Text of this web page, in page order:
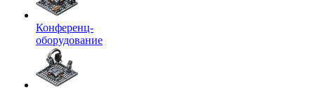
Конференц-
оборудование